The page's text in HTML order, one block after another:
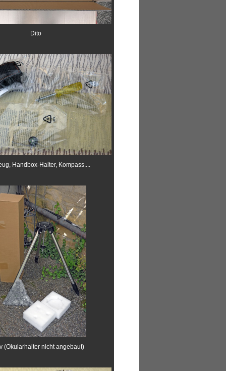
Dito
Handbox-Halter, Kompass....
(Okularhalter nicht angebaut)